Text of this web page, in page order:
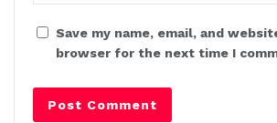
Save my name, email, and
browser for the next time I